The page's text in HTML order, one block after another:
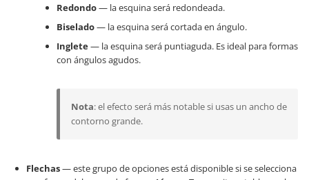
Redondo— la esquina será redondeada.
Biselado— la esquina será cortada en ángulo.
Inglete— la esquina será puntiaguda. Es ideal para formas
con ángulos agudos.
Nota: el efecto será más notable si usas un ancho de
contorno grande.
Flechas— este grupo de opciones está disponible si se selecciona